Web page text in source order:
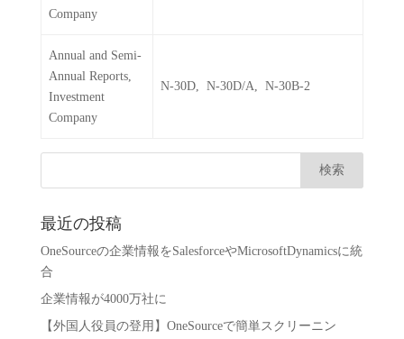
Company
Annual and Semi-
Annual Reports,
Investment
Company
N-30D, N-30D/A, N-30B-2
最近の投稿
OneSourceの企業情報をSalesforceやMicrosoftDynamicsに統
合
企業情報が4000万社に
【外国人役員の登用】OneSourceで簡単スクリーニン